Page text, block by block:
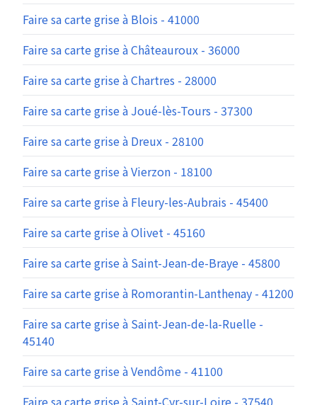
Faire sa carte grise à Blois - 41000
Faire sa carte grise à Châteauroux - 36000
Faire sa carte grise à Chartres - 28000
Faire sa carte grise à Joué-lès-Tours - 37300
Faire sa carte grise à Dreux - 28100
Faire sa carte grise à Vierzon - 18100
Faire sa carte grise à Fleury-les-Aubrais - 45400
Faire sa carte grise à Olivet - 45160
Faire sa carte grise à Saint-Jean-de-Braye - 45800
Faire sa carte grise à Romorantin-Lanthenay - 41200
Faire sa carte grise à Saint-Jean-de-la-Ruelle -
45140
Faire sa carte grise à Vendôme - 41100
Faire sa carte grise à Saint-Cyr-sur-Loire - 37540